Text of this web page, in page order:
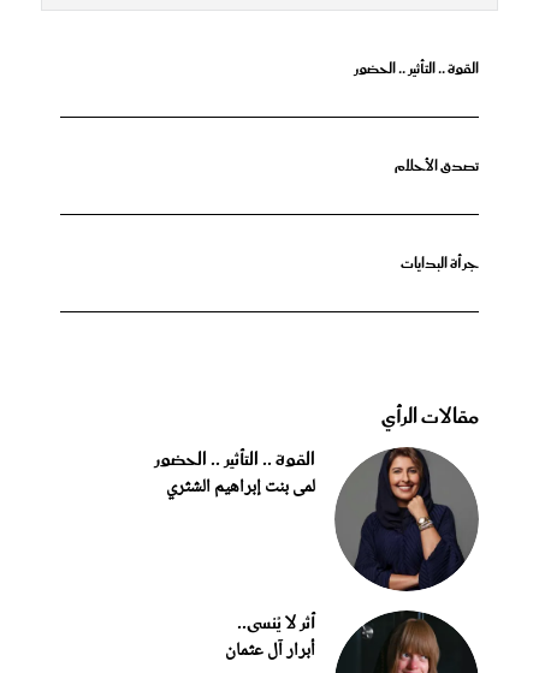
القوة .. التأثير .. الحضور
تصدق الأحلام
جرأة البدايات
مقالات الرأي
القوة .. التأثير .. الحضور
لمى بنت إبراهيم الشثري
أثر لا يُنسى..
أبرار آل عثمان